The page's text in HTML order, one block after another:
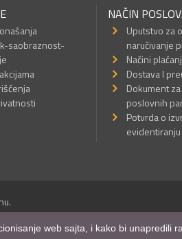
saobraznost-
NAČIN
Uputstvo za
naručivanje
Načini
Dostava I
Dokument
poslovnih
Potvrda o
evidentiranju
sajtaimobilnih aplikacijai SEO
web sajta, i kako bi unapredili